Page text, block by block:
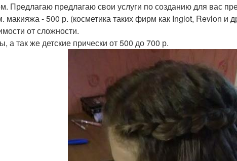
Предлагаю предлагаю свои услуги по созданию для вас
макияжа - 500 р. (косметика таких фирм как Inglot, Revlon и
от сложности.
а так же детские прически от 500 до 700 р.